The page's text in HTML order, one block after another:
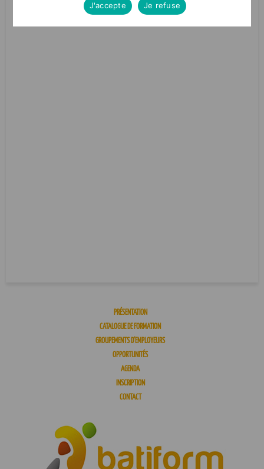
PRÉSENTATION
CATALOGUE DE FORMATION
GROUPEMENTS D’EMPLOYEURS
OPPORTUNITÉS
AGENDA
INSCRIPTION
CONTACT
J'accepte Je refuse